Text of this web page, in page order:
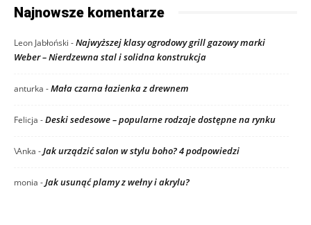
Najnowsze komentarze
Leon Jabłoński -Najwyższej klasy ogrodowy grill gazowy marki
Weber – Nierdzewna stal i solidna konstrukcja
anturka -Mała czarna łazienka z drewnem
Felicja -Deski sedesowe – popularne rodzaje dostępne na rynku
\Anka -Jak urządzić salon w stylu boho? 4 podpowiedzi
monia -Jak usunąć plamy z wełny i akrylu?